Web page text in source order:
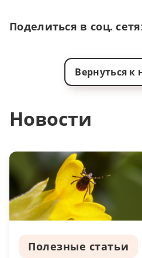
Поделиться в соц.
Вернуться к
Новости
Полезные статьи